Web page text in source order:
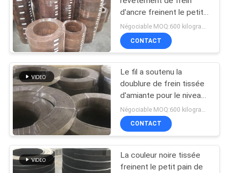
d'ancre freinent le petit
pain de revêtement pour
le treuil de machine de
traction
CONTACT
Le fil a soutenu la
doublure de frein tissée
d'amiante pour le niveau
élevé du champ de
frottement
CONTACT
La couleur noire tissée
freinent le petit pain de